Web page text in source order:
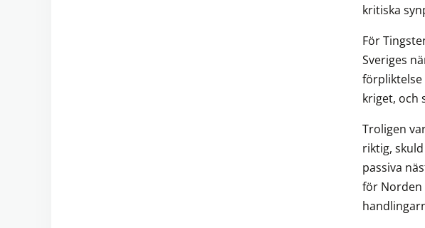
kritiska
För
Sveriges
kriget, och
Troligen
riktig,
passiva
för Norden